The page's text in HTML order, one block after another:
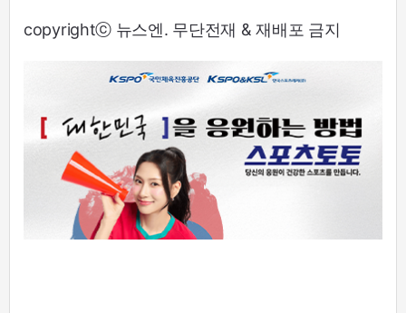
copyrightⓒ 뉴스엔. 무단전재 & 재배포 금지